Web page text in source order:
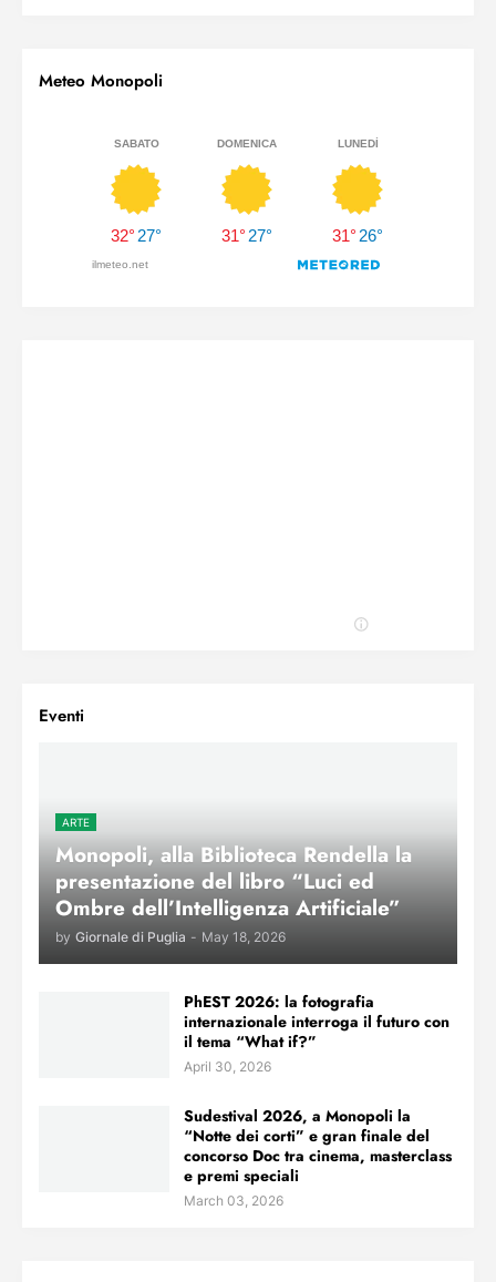
Meteo Monopoli
Eventi
ARTE
Monopoli, alla Biblioteca Rendella la
presentazione del libro “Luci ed
Ombre dell’Intelligenza Artificiale”
by Giornale di Puglia - May 18, 2026
PhEST 2026: la fotografia
internazionale interroga il futuro con
il tema “What if?”
April 30, 2026
Sudestival 2026, a Monopoli la
“Notte dei corti” e gran finale del
concorso Doc tra cinema, masterclass
e premi speciali
March 03, 2026